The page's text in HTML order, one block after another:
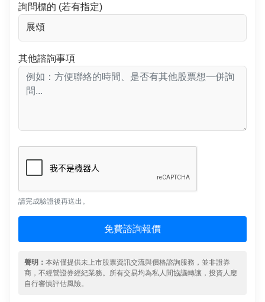
詢問標的 (若有指定)
其他諮詢事項
請完成驗證後再送出。
免費諮詢報價
聲明： 本站僅提供未上市股票資訊交流與價格諮詢服務，並非證券
商，不經營證券經紀業務。所有交易均為私人間協議轉讓，投資人應
自行審慎評估風險。